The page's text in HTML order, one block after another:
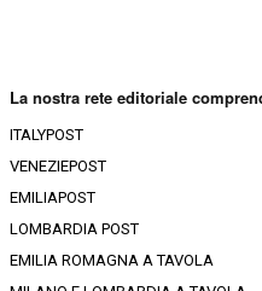
La nostra rete editoriale
ITALYPOST
VENEZIEPOST
EMILIAPOST
LOMBARDIA POST
EMILIA ROMAGNA A TAVOLA